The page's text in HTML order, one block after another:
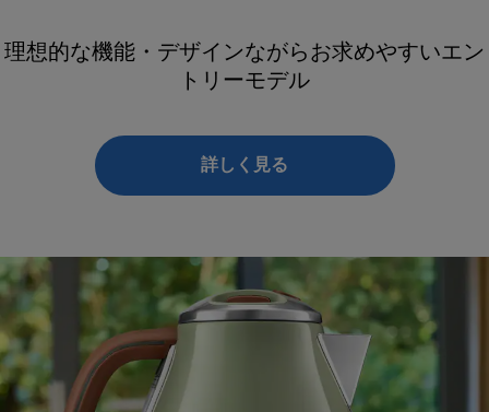
理想的な機能・デザインながらお求めやすいエン
トリーモデル
詳しく見る